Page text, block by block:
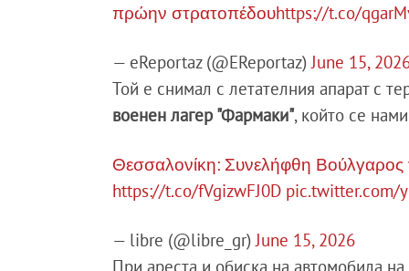
πρώην στρατοπέδουhttps://t.co/
— eReportaz (@EReportaz)June 15,
Той е снимал с летателния апарат с
военен лагер "Фармаки", който се
Θεσσαλονίκη: Συνελήφθη Βούλγαρος
https://t.co/fVgizwFJ0D pic.twitter.com/
— libre (@libre_gr)June 15, 2026
При ареста и обиска на автомобила